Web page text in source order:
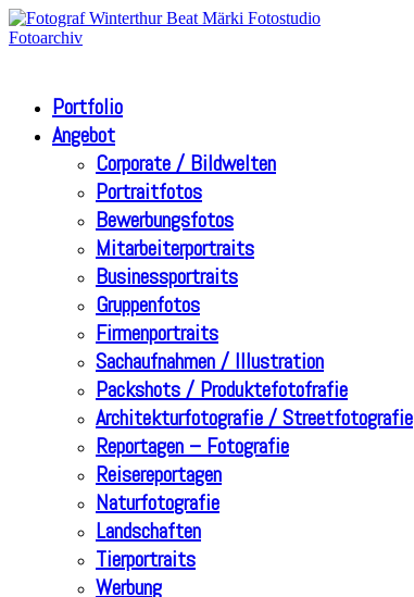
Portfolio
Angebot
Corporate / Bildwelten
Portraitfotos
Bewerbungsfotos
Mitarbeiterportraits
Businessportraits
Gruppenfotos
Firmenportraits
Sachaufnahmen / Illustration
Packshots / Produktefotofrafie
Architekturfotografie / Streetfotografie
Reportagen – Fotografie
Reisereportagen
Naturfotografie
Landschaften
Tierportraits
Werbung